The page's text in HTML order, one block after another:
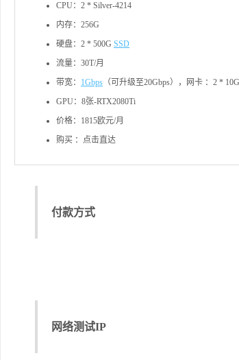
CPU：2 * Silver-4214
内存：256G
硬盘：2 * 500G SSD
流量：30T/月
带宽： 1Gbps （可升级至20Gbps），网卡 ：2 *
GPU：8张-RTX2080Ti
价格：1815欧元/月
购买 ：点击直达
付款方式
网络测试IP